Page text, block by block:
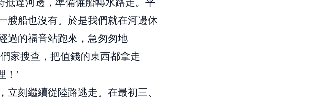
達河邊，準備僱船轉水路走。平
艘船也沒有。於是我們就在河邊休
過的福音站跑來，急匆匆地
家搜查，把值錢的東西都拿走
！’
刻繼續從陸路逃走。在最初三、